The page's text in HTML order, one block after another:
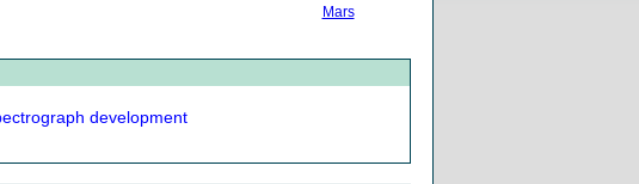
Mars
development